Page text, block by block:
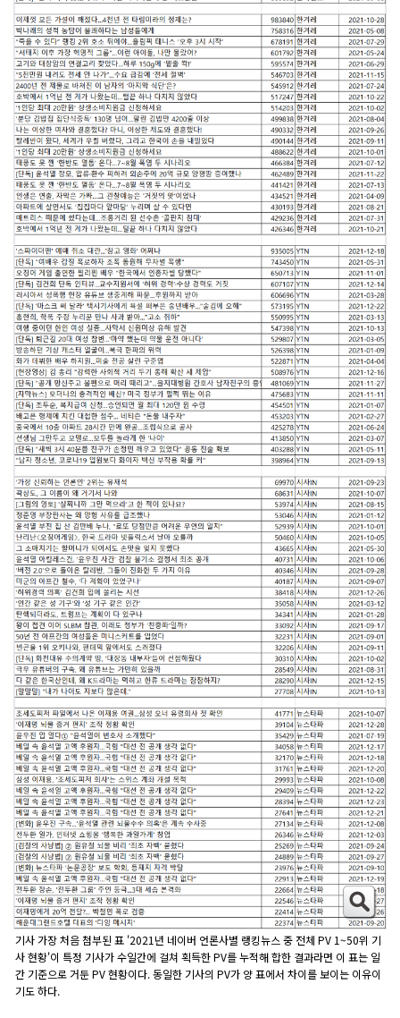
기사 가장 처음 첨부된 표 '2021년 네이버 언론사별 랭킹뉴스 중 전체 PV 1~50위 기
사 현황'이 특정 기사가 수일간에 걸쳐 획득한 PV를 누적해 합한 결과라면 이 표는 일
간 기준으로 거둔 PV 현황이다. 동일한 기사의 PV가 양 표에서 차이를 보이는 이유이
기도 하다.